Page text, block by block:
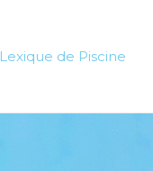
Lexique de Piscine